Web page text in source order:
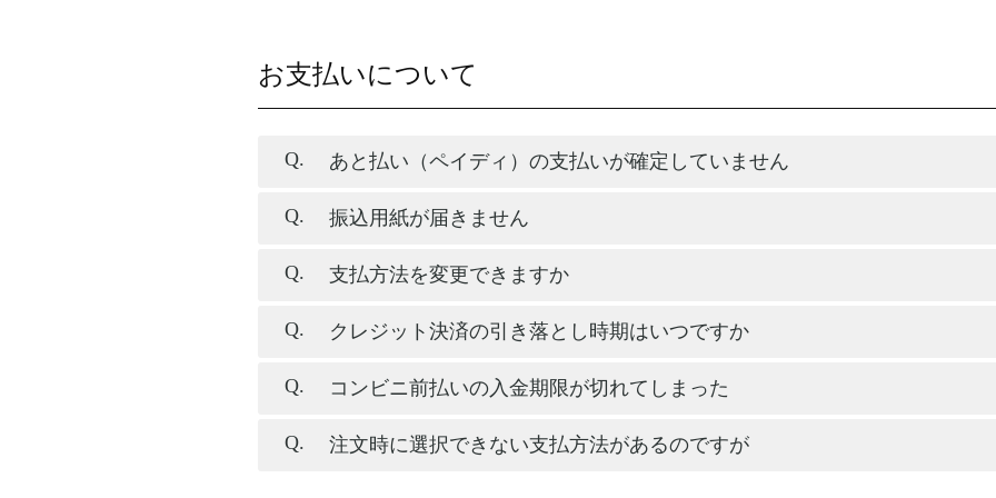
お支払いについて
あと払い（ペイディ）の支払いが確定していません
振込用紙が届きません
支払方法を変更できますか
クレジット決済の引き落とし時期はいつですか
コンビニ前払いの入金期限が切れてしまった
注文時に選択できない支払方法があるのですが